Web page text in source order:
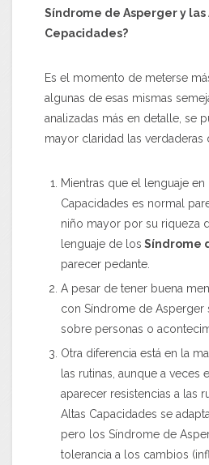
Síndrome de Asperger y las
Cepacidades?
Es el momento de meterse
algunas de esas mismas
analizadas más en detalle, se
mayor claridad las verdaderas
Mientras que el lenguaje
Capacidades es normal
niño mayor por su riqueza
lenguaje de los Síndrome
parecer pedante.
A pesar de tener buena
con Síndrome de Asperger
sobre personas o
Otra diferencia está en la
las rutinas, aunque a veces
aparecer resistencias a las
Altas Capacidades se
pero los Síndrome de
tolerancia a los cambios